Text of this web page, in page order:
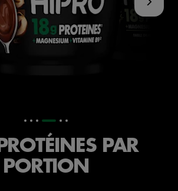
PROTÉINES PAR
PORTION